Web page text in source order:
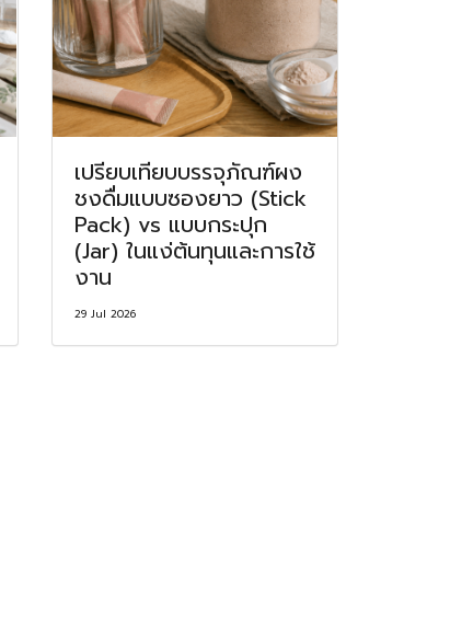
เปรียบเทียบบรรจุภัณฑ์ผง
ชงดื่มแบบซองยาว (Stick
Pack) vs แบบกระปุก
(Jar) ในแง่ต้นทุนและการใช้
งาน
29 Jul 2026